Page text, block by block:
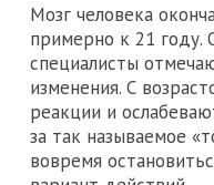
Мозг человека
примерно к 21 году.
специалисты
изменения. С
реакции и
за так называемое
вовремя